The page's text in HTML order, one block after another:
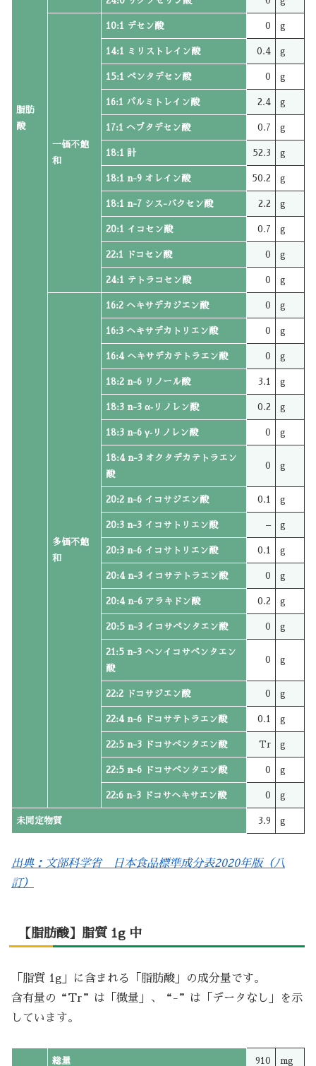
脂肪
酸
一価不飽
和
10:1 デセン酸 0 g
14:1 ミリストレイン酸 0.4 g
15:1 ペンタデセン酸 0 g
16:1 パルミトレイン酸 2.4 g
17:1 ヘプタデセン酸 0.7 g
18:1 計 52.3 g
18:1 n-9 オレイン酸 50.2 g
18:1 n-7 シス-バクセン酸 2.2 g
20:1 イコセン酸 0.7 g
22:1 ドコセン酸 0 g
24:1 テトラコセン酸 0 g
多価不飽
和
16:2 ヘキサデカジエン酸 0 g
16:3 ヘキサデカトリエン酸 0 g
16:4 ヘキサデカテトラエン酸 0 g
18:2 n-6 リノール酸 3.1 g
18:3 n-3 α‐リノレン酸 0.2 g
18:3 n-6 γ‐リノレン酸 0 g
18:4 n-3 オクタデカテトラエン
酸
0 g
20:2 n-6 イコサジエン酸 0.1 g
20:3 n-3 イコサトリエン酸 – g
20:3 n-6 イコサトリエン酸 0.1 g
20:4 n-3 イコサテトラエン酸 0 g
20:4 n-6 アラキドン酸 0.2 g
20:5 n-3 イコサペンタエン酸 0 g
21:5 n-3 ヘンイコサペンタエン
酸
0 g
22:2 ドコサジエン酸 0 g
22:4 n-6 ドコサテトラエン酸 0.1 g
22:5 n-3 ドコサペンタエン酸 Tr g
22:5 n-6 ドコサペンタエン酸 0 g
22:6 n-3 ドコサヘキサエン酸 0 g
未同定物質 3.9 g
出典：文部科学省 日本食品標準成分表2020年版（八
訂）
【脂肪酸】脂質 1g 中
「脂質 1g」に含まれる「脂肪酸」の成分量です。
含有量の“Tr”は「微量」、“-”は「データなし」を示
しています。
総量 910 mg